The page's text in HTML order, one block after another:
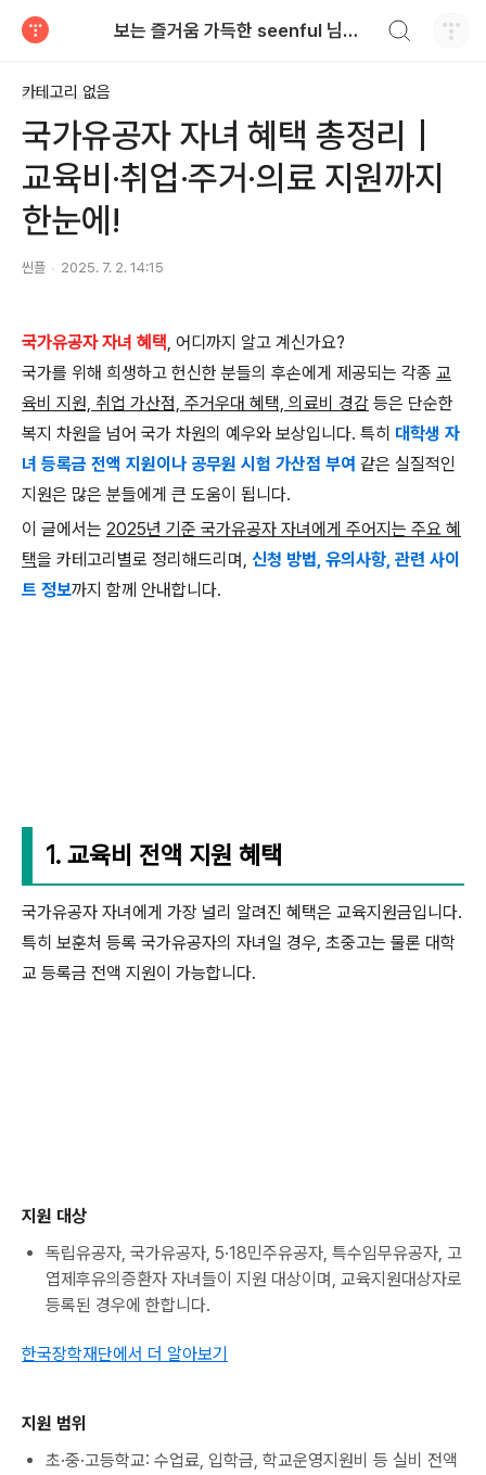
보는 즐거움 가득한 seenful 님의 블로그
카테고리 없음
국가유공자 자녀 혜택 총정리｜
교육비·취업·주거·의료 지원까지
한눈에!
씬플 2025. 7. 2. 14:15
국가유공자 자녀 혜택, 어디까지 알고 계신가요?
국가를 위해 희생하고 헌신한 분들의 후손에게 제공되는 각종 교
육비 지원, 취업 가산점, 주거우대 혜택, 의료비 경감 등은 단순한
복지 차원을 넘어 국가 차원의 예우와 보상입니다. 특히 대학생 자
녀 등록금 전액 지원이나 공무원 시험 가산점 부여 같은 실질적인
지원은 많은 분들에게 큰 도움이 됩니다.
이 글에서는 2025년 기준 국가유공자 자녀에게 주어지는 주요 혜
택을 카테고리별로 정리해드리며, 신청 방법, 유의사항, 관련 사이
트 정보까지 함께 안내합니다.
1. 교육비 전액 지원 혜택
국가유공자 자녀에게 가장 널리 알려진 혜택은 교육지원금입니다.
특히 보훈처 등록 국가유공자의 자녀일 경우, 초중고는 물론 대학
교 등록금 전액 지원이 가능합니다.
지원 대상
독립유공자, 국가유공자, 5·18민주유공자, 특수임무유공자, 고
엽제후유의증환자 자녀들이 지원 대상이며, 교육지원대상자로
등록된 경우에 한합니다.
한국장학재단에서 더 알아보기
지원 범위
초·중·고등학교: 수업료, 입학금, 학교운영지원비 등 실비 전액